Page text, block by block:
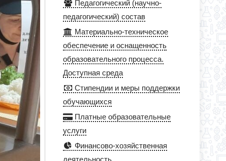
Педагогический (научно-
педагогический) состав
Материально-техническое
обеспечение и оснащенность
образовательного процесса.
Доступная среда
Стипендии и меры поддержки
обучающихся
Платные образовательные
услуги
Финансово-хозяйственная
деятельность